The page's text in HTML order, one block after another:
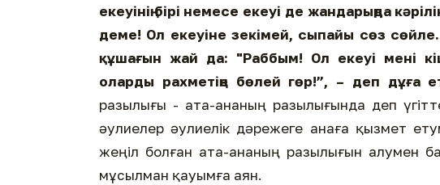
екеуiнiң бiрi немесе екеуi де жандарыңда
деме! Ол екеуiне зекiмей, сыпайы сөз
құшағын жай да: "Раббым! Ол екеуi менi
оларды рахметiңе бөлей гөр!”, – деп дұға
разылығы - ата-ананың разылығында деп
әулиелер әулиелік дәрежеге анаға қызмет
жеңіл болған ата-ананың разылығын алумен
мұсылман қауымға аян.